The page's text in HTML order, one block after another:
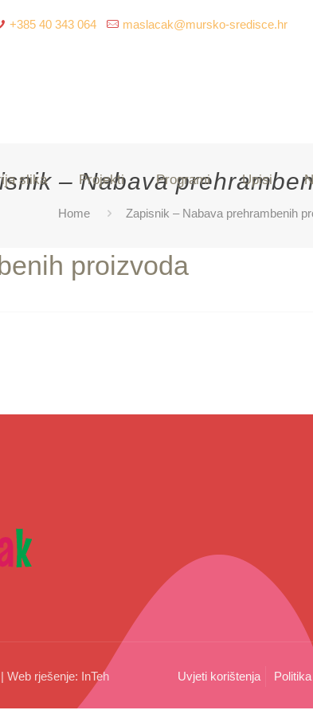
+385 40 343 064 maslacak@mursko-sredisce.hr
slika Projekti Programi Upisi
– Nabava
Home Zapisnik – Nabava prehrambenih
proizvoda
Web rješenje: InTeh Uvjeti korištenja